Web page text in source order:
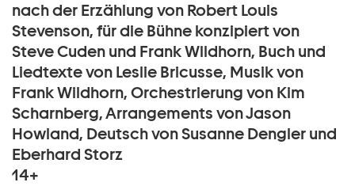
nach der Erzählung von Robert Louis
Stevenson, für die Bühne konzipiert von
Steve Cuden und Frank Wildhorn, Buch und
Liedtexte von Leslie Bricusse, Musik von
Frank Wildhorn, Orchestrierung von Kim
Scharnberg, Arrangements von Jason
Howland, Deutsch von Susanne Dengler und
Eberhard Storz
14+